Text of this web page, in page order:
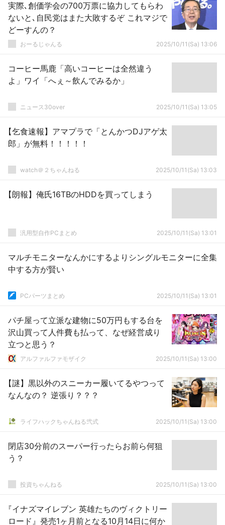
実際､創価学会の700万票に協力してもらわ
ないと､自民党はまた大敗するぞ これマジで
どーすんの？
おーるじゃんる 2025/10/11(Sa) 13:06
コーヒー馬鹿「高いコーヒーは全然違う
よ」ワイ「へぇ～飲んでみるか」
ニュース30over 2025/10/11(Sa) 13:05
【乞食速報】アマプラで「とんかつDJアゲ太
郎」が無料！！！！！
watch＠２ちゃんねる 2025/10/11(Sa) 13:03
【朗報】俺氏16TBのHDDを買ってしまう
汎用型自作PCまとめ 2025/10/11(Sa) 13:01
マルチモニターなんかにするよりシングルモニターに全集
中する方が賢い
PCパーツまとめ 2025/10/11(Sa) 13:01
パチ屋って立派な建物に50万円もする台を
沢山買って人件費も払って、なぜ経営成り
立つと思う？
アルファルファモザイク 2025/10/11(Sa) 13:00
【謎】黒以外のスニーカー履いてるやつって
なんなの？ 逆張り？？？
ライフハックちゃんねる弐式 2025/10/11(Sa) 13:00
閉店30分前のスーパー行ったらお前ら何狙
う？
投資ちゃんねる 2025/10/11(Sa) 13:00
『イナズマイレブン 英雄たちのヴィクトリー
ロード』発売1ヶ月前となる10月14日に何か